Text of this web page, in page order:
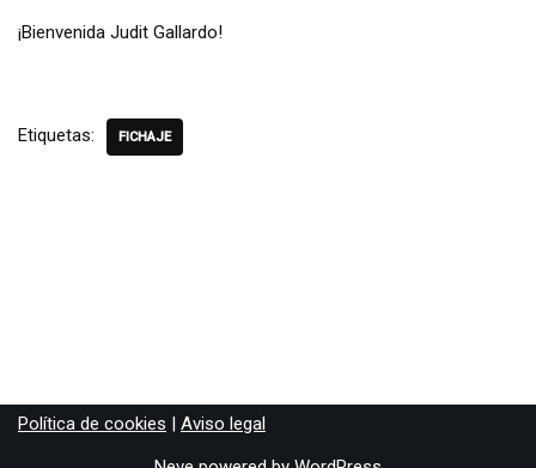
¡Bienvenida Judit Gallardo!
Etiquetas: FICHAJE
Política de cookies | Aviso legal